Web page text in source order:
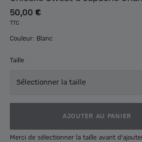
50,00 €
TTC
Couleur: Blanc
Taille
Sélectionner la taille
AJOUTER AU PANIER
Merci de sélectionner la taille avant